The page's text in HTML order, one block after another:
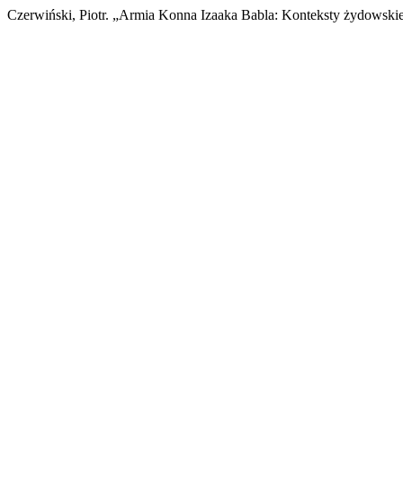
Czerwiński, Piotr. „Armia Konna Izaaka Babla: Konteksty